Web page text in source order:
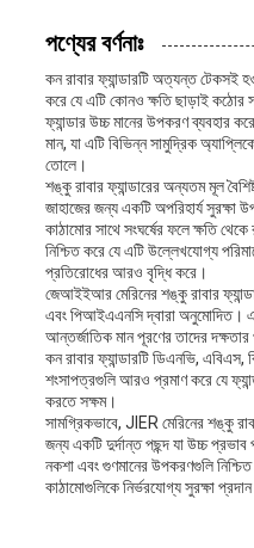
সাইট
ম্যাপ
PRIVACY
POLICY
পণ্যের বর্ণনাঃ
কন রাবার ফ্যান্ডারটি অত্যন্ত টেকসই
করে যে এটি কোনও ক্ষতি ছাড়াই কঠোর
ফ্যান্ডার উচ্চ মানের উপকরণ ব্যবহার
মান, যা এটি বিভিন্ন সামুদ্রিক
তোলে।
শঙ্কু রাবার ফ্যান্ডারের অন্যতম মূল
জাহাজের জন্য একটি অপরিহার্য সুরক্ষা
কাঠামোর সাথে সংঘর্ষের ফলে ক্ষতি
নিশ্চিত করে যে এটি উল্লেখযোগ্য
প্রতিরোধের আরও বৃদ্ধি করে।
জেআইইআর মেরিনের শঙ্কু রাবার
এবং পিআইএএনসি দ্বারা অনুমোদিত।
আন্তর্জাতিক মান পূরণের তাদের দক্ষতার
কন রাবার ফ্যান্ডারটি ডিএনভি,
শংসাপত্রগুলি আরও প্রমাণ করে যে
করতে সক্ষম।
সামগ্রিকভাবে, JIER মেরিনের শঙ্কু
জন্য একটি দুর্দান্ত পছন্দ যা উচ্চ
নকশা এবং গুণমানের উপকরণগুলি
কাঠামোগুলিকে নির্ভরযোগ্য সুরক্ষা